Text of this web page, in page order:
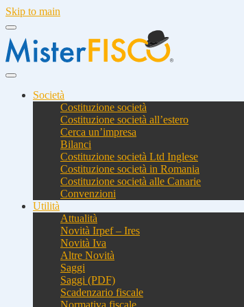
Skip to main
Società
Costituzione società
Costituzione società all’estero
Cerca un’impresa
Bilanci
Costituzione società Ltd Inglese
Costituzione società in Romania
Costituzione società alle Canarie
Convenzioni
Utilità
Attualità
Novità Irpef – Ires
Novità Iva
Altre Novità
Saggi
Saggi (PDF)
Scadenzario fiscale
Normativa fiscale